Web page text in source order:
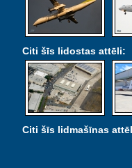
Citi šīs lidostas attēli:
Citi šīs lidmašīnas